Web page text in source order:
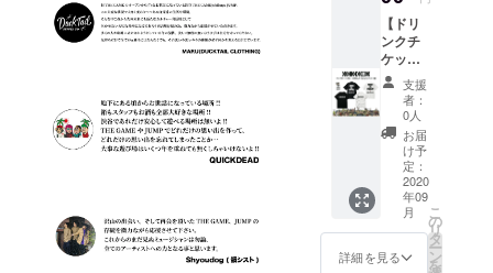
ださ
い。 ※
掲載不
要の方
は備考
欄へ
【不
要】と
ご記入
くださ
WHITE)
1枚。
・サイ
ズ：M /
L / XL /
XXL ●
ドリン
クチ
ケット1
枚。 有
効期限
は営業
再開か
ら6ヶ月
以内。
【ドリ
ンクチ
ケット
(1枚)＋
ANIMA
LIA T
シャツ
＋ス
テッ
カー1枚
支援】
● Tシャ
ツ
(BLAC
支援
者：
0人
お届
け予
定：
2020
年09
月
詳細を見る
こ
の
リ
タ
ー
ン
を